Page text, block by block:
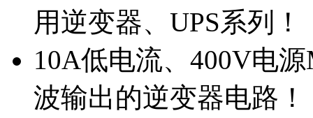
用逆变器、UPS系列！
10A低电流、400V电
波输出的逆变器电路！